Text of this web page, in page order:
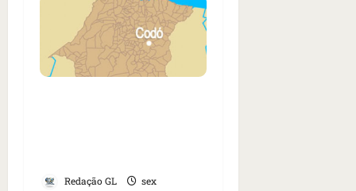
Redação GL sex